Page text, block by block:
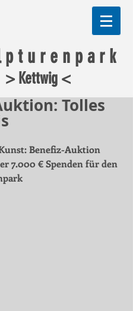
p t u r e n p a r k
> Kettwig <
Tolles
Benefiz-Auktion
7.000 € Spenden für den